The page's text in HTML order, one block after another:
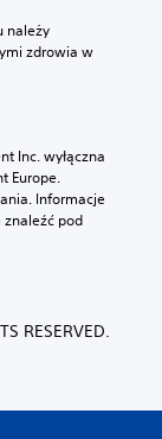
należy
zdrowia w
Inc. wyłączna
Europe.
Informacje
pod
RESERVED.